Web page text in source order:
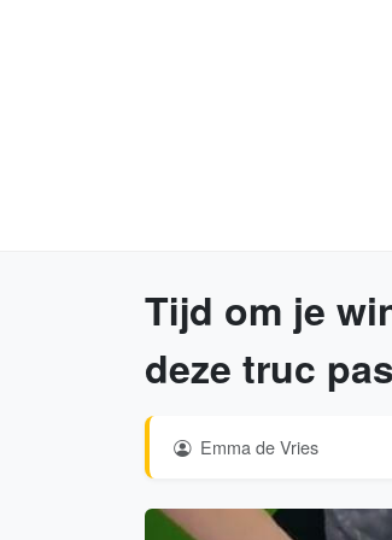
Tijd om je
deze truc
Emma de Vries